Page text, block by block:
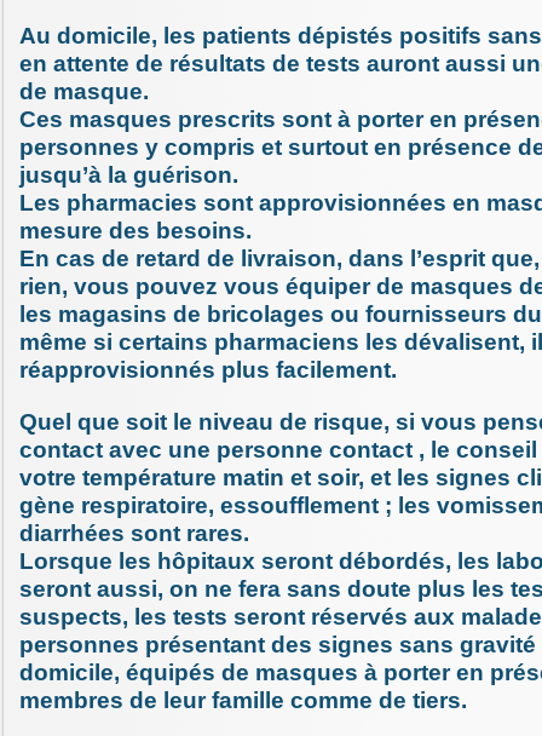
Au domicile, les patients dépistés positifs
en attente de résultats de tests auront aussi
de masque.
Ces masques prescrits sont à porter en
personnes y compris et surtout en présence
jusqu’à la guérison.
Les pharmacies sont approvisionnées en
mesure des besoins.
En cas de retard de livraison, dans l’esprit
rien, vous pouvez vous équiper de masques
les magasins de bricolages ou fournisseurs
même si certains pharmaciens les dévalisent,
réapprovisionnés plus facilement.
Quel que soit le niveau de risque, si vous
contact avec une personne contact , le
votre température matin et soir, et les signes
gène respiratoire, essoufflement ; les
diarrhées sont rares.
Lorsque les hôpitaux seront débordés, les
seront aussi, on ne fera sans doute plus les
suspects, les tests seront réservés aux
personnes présentant des signes sans
domicile, équipés de masques à porter en
membres de leur famille comme de tiers.